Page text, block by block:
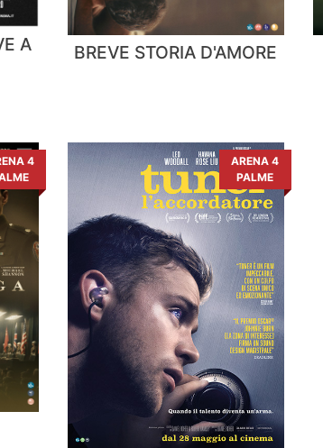
A
BREVE STORIA D'AMORE
4
ARENA 4
PALME